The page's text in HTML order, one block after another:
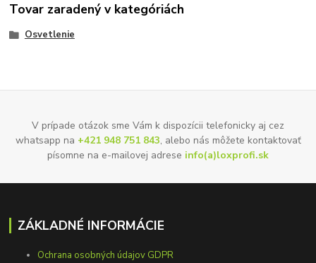
Tovar zaradený v kategóriách
Osvetlenie
V prípade otázok sme Vám k dispozícii telefonicky aj cez
whatsapp na +421 948 751 843, alebo nás môžete kontaktovať
písomne na e-mailovej adrese info(a)loxprofi.sk
ZÁKLADNÉ INFORMÁCIE
Ochrana osobných údajov GDPR